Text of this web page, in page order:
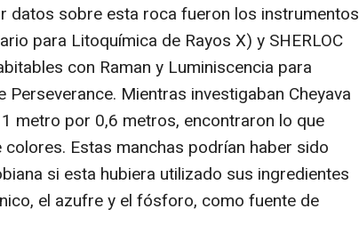
datos sobre esta roca fueron los instrumentos
para Litoquímica de Rayos X) y SHERLOC
con Raman y Luminiscencia para
Perseverance. Mientras investigaban Cheyava
metro por 0,6 metros, encontraron lo que
Estas manchas podrían haber sido
si esta hubiera utilizado sus ingredientes
el azufre y el fósforo, como fuente de